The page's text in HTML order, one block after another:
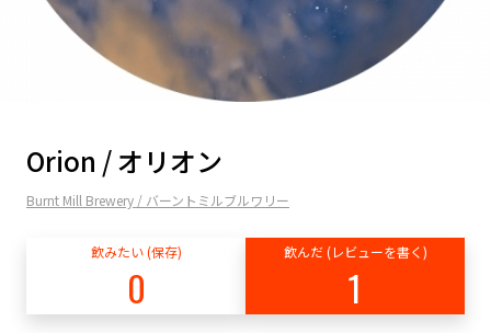
Orion / オリオン
Burnt Mill Brewery / バーントミルブルワリー
飲みたい (保存)
0
飲んだ (レビューを書く)
1